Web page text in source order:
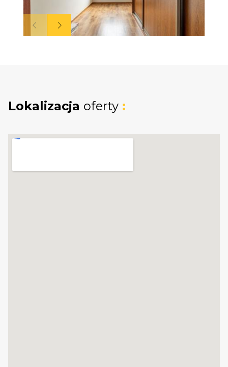
Dodatkowe informacje:
kontaktu i umówienia się na prezentację.
Lokalizacja oferty :